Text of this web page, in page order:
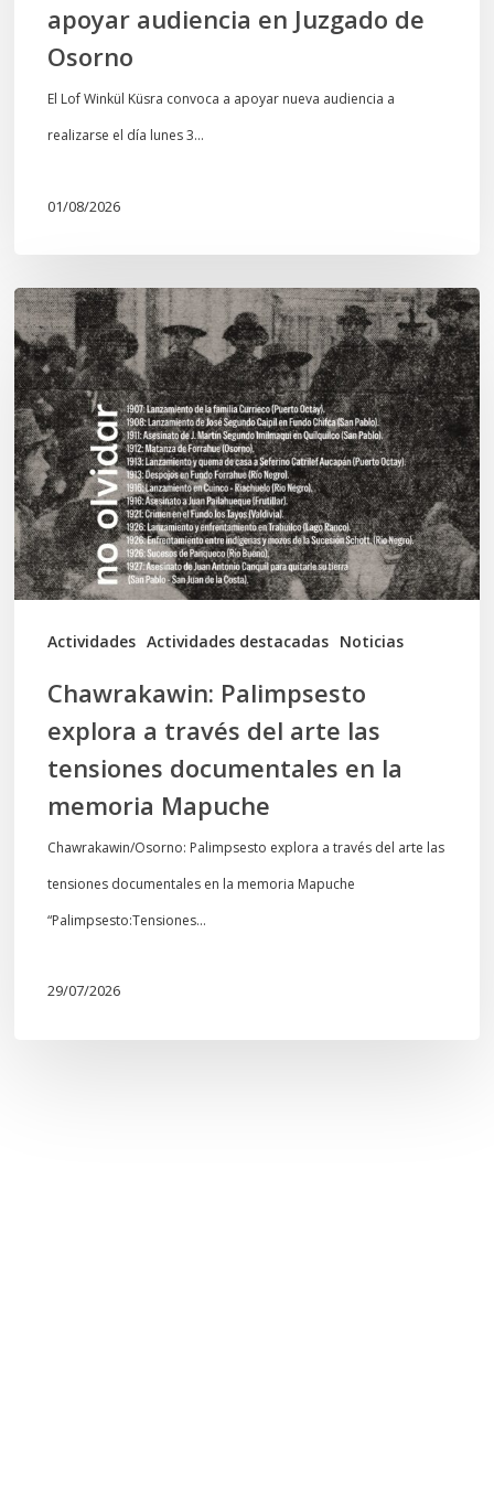
apoyar audiencia en Juzgado de
Osorno
El Lof Winkül Küsra convoca a apoyar nueva audiencia a
realizarse el día lunes 3…
01/08/2026
Actividades Actividades destacadas Noticias
Chawrakawin:
Palimpsesto
explora
a
través
del
arte
las
tensiones
documentales
memoria
Mapuche
Chawrakawin: Palimpsesto
explora a través del arte las
tensiones documentales en la
memoria Mapuche
Chawrakawin/Osorno: Palimpsesto explora a través del arte las
tensiones documentales en la memoria Mapuche
“Palimpsesto:Tensiones…
29/07/2026